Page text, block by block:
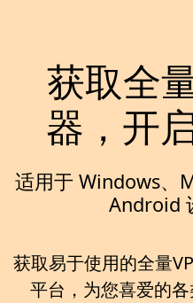
获取全
器，开
适用于 Windows、
Android
获取易于使用的全量
平台，为您喜爱的各